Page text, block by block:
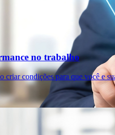
no trabalho
condições para que você e